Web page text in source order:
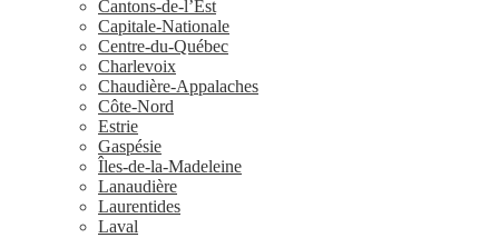
Cantons-de-l’Est
Capitale-Nationale
Centre-du-Québec
Charlevoix
Chaudière-Appalaches
Côte-Nord
Estrie
Gaspésie
Îles-de-la-Madeleine
Lanaudière
Laurentides
Laval